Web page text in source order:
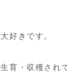
好きです。
育・収穫され